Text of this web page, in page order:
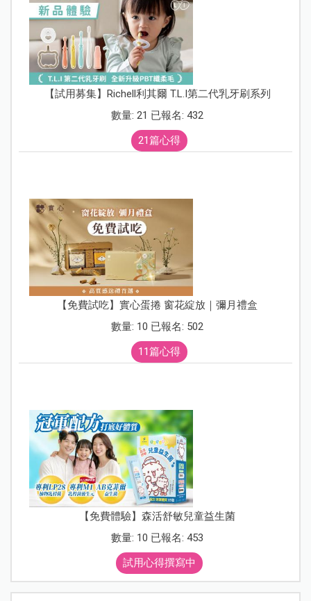
【試用募集】Richell利其爾 T.L.I第二代乳牙刷系列
數量: 21 已報名: 432
21篇心得
【免費試吃】實心蛋捲 窗花綻放｜彌月禮盒
數量: 10 已報名: 502
11篇心得
【免費體驗】森活舒敏兒童益生菌
數量: 10 已報名: 453
試用心得撰寫中